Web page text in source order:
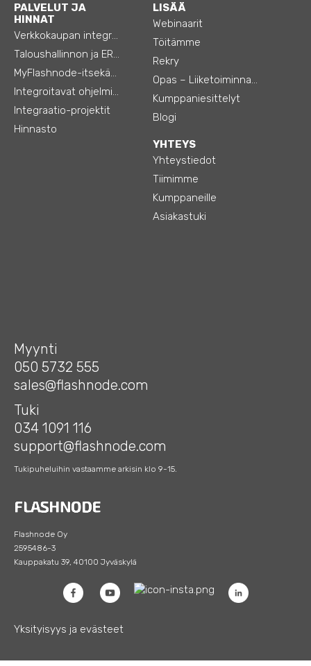
PALVELUT JA
HINNAT
Verkkokaupan integraatiot
Taloushallinnon ja ERP:n integraatiot
MyFlashnode-itsekäyttö-automaatio
Integroitavat ohjelmistot
Integraatio-projektit
Hinnasto
LISÄÄ
Webinaarit
Töitämme
Rekry
Opas – Liiketoiminnan tehostamiseen
Kumppaniesittelyt
Blogi
YHTEYS
Yhteystiedot
Tiimimme
Kumppaneille
Asiakastuki
Myynti
050 5732 555
sales@flashnode.com
Tuki
034 1091 116
support@flashnode.com
Tukipuheluihin vastaamme arkisin klo 9-15.
Flashnode Oy
2595486-3
Kauppakatu 39, 40100 Jyväskylä
Yksityisyys ja evästeet